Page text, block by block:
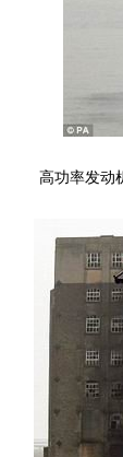
高功率发动